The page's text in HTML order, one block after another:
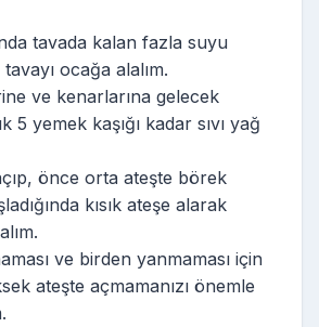
tavada kalan fazla suyu
ocağa alalım.
ve kenarlarına gelecek
5 yemek kaşığı kadar sıvı yağ
önce orta ateşte börek
kısık ateşe alarak
ve birden yanmaması için
ateşte açmamanızı önemle